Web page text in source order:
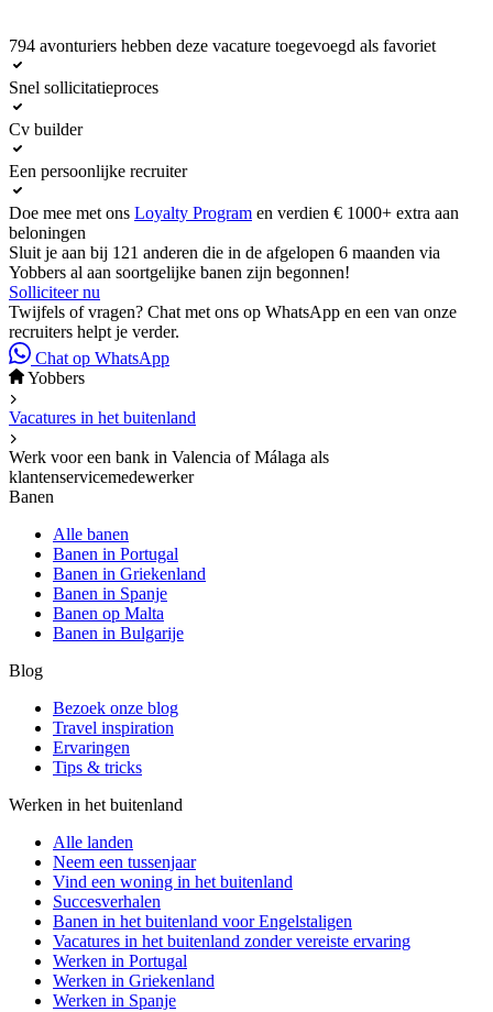
Solliciteer nu
794 avonturiers hebben deze vacature toegevoegd als favoriet
Snel sollicitatieproces
Cv builder
Een persoonlijke recruiter
Doe mee met ons Loyalty Program en verdien € 1000+ extra aan
beloningen
Sluit je aan bij 121 anderen die in de afgelopen 6 maanden via
Yobbers al aan soortgelijke banen zijn begonnen!
Solliciteer nu
Twijfels of vragen? Chat met ons op WhatsApp en een van onze
recruiters helpt je verder.
Chat op WhatsApp
Yobbers
Vacatures in het buitenland
Werk voor een bank in Valencia of Málaga als
klantenservicemedewerker
Banen
Alle banen
Banen in Portugal
Banen in Griekenland
Banen in Spanje
Banen op Malta
Banen in Bulgarije
Blog
Bezoek onze blog
Travel inspiration
Ervaringen
Tips & tricks
Werken in het buitenland
Alle landen
Neem een ​​tussenjaar
Vind een woning in het buitenland
Succesverhalen
Banen in het buitenland voor Engelstaligen
Vacatures in het buitenland zonder vereiste ervaring
Werken in Portugal
Werken in Griekenland
Werken in Spanje